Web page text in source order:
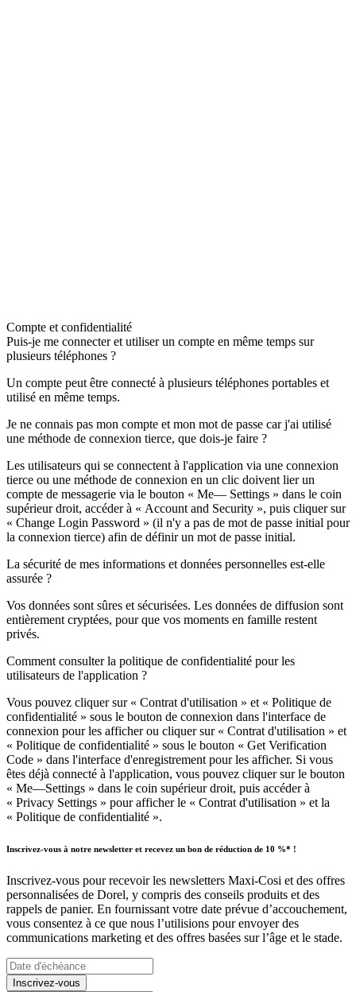
Compte et confidentialité
Puis-je me connecter et utiliser un compte en même temps sur
plusieurs téléphones ?
Un compte peut être connecté à plusieurs téléphones portables et
utilisé en même temps.
Je ne connais pas mon compte et mon mot de passe car j'ai utilisé
une méthode de connexion tierce, que dois-je faire ?
Les utilisateurs qui se connectent à l'application via une connexion
tierce ou une méthode de connexion en un clic doivent lier un
compte de messagerie via le bouton « Me— Settings » dans le coin
supérieur droit, accéder à « Account and Security », puis cliquer sur
« Change Login Password » (il n'y a pas de mot de passe initial pour
la connexion tierce) afin de définir un mot de passe initial.
La sécurité de mes informations et données personnelles est-elle
assurée ?
Vos données sont sûres et sécurisées. Les données de diffusion sont
entièrement cryptées, pour que vos moments en famille restent
privés.
Comment consulter la politique de confidentialité pour les
utilisateurs de l'application ?
Vous pouvez cliquer sur « Contrat d'utilisation » et « Politique de
confidentialité » sous le bouton de connexion dans l'interface de
connexion pour les afficher ou cliquer sur « Contrat d'utilisation » et
« Politique de confidentialité » sous le bouton « Get Verification
Code » dans l'interface d'enregistrement pour les afficher. Si vous
êtes déjà connecté à l'application, vous pouvez cliquer sur le bouton
« Me—Settings » dans le coin supérieur droit, puis accéder à
« Privacy Settings » pour afficher le « Contrat d'utilisation » et la
« Politique de confidentialité ».
Inscrivez-vous à notre newsletter et recevez un bon de réduction de 10 %* !
Inscrivez-vous pour recevoir les newsletters Maxi-Cosi et des offres
personnalisées de Dorel, y compris des conseils produits et des
rappels de panier. En fournissant votre date prévue d’accouchement,
vous consentez à ce que nous l’utilisions pour envoyer des
communications marketing et des offres basées sur l’âge et le stade.
Inscrivez-vous